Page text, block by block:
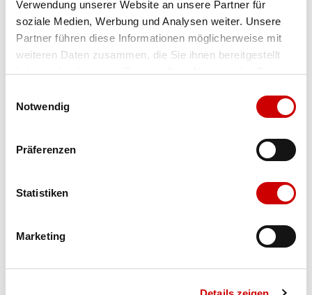
Verwendung unserer Website an unsere Partner für
soziale Medien, Werbung und Analysen weiter. Unsere
Partner führen diese Informationen möglicherweise mit
weiteren Daten zusammen, die Sie ihnen bereitgestellt
haben oder die sie im Rahmen Ihrer Nutzung der Dienste
Notwendig
Präferenzen
Statistiken
Marketing
Farbe white/lt iron ore/binary blue
Ausgewählt
Verfügbarkeit:
portofrei